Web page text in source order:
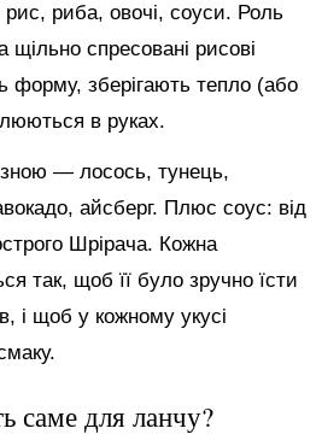
риба, овочі, соуси. Роль
щільно спресовані рисові
зберігають тепло (або
в руках.
— лосось, тунець,
айсберг. Плюс соус: від
Шрірача. Кожна
так, щоб її було зручно їсти
і щоб у кожному укусі
саме для ланчу?